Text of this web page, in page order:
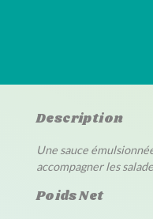
Description
Une sauce
accompagner les
Poids Net